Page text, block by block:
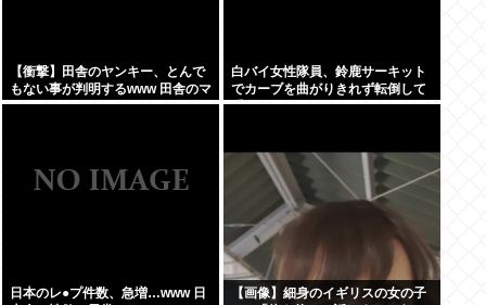
【衝撃】田舎のヤンキー、とんで
もない事が判明するwww 田舎のマ
イルドヤンキーって何であんなに
白バイ女性隊員、鈴鹿サーキット
でカーブを曲がりきれず転倒して
重傷
日本のレ●プ件数、急増…www 日
【画像】細身のイギリスの女の子